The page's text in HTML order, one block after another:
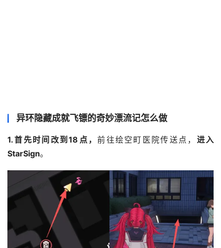
异环隐藏成就飞镖的奇妙漂流记怎么做
1.首先时间改到18点，前往绘空町医院传送点， 进入
StarSign。